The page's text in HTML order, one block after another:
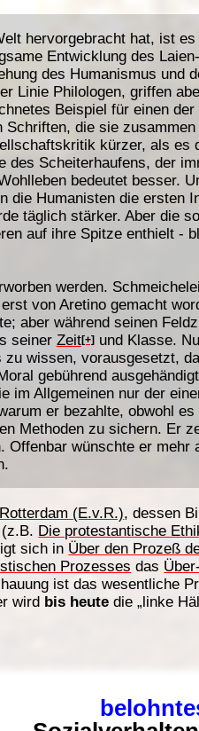
hervorgebracht hat, ist es
Entwicklung des
des Humanismus und
Linie Philologen, griffen
Beispiel für einen
die sie
kürzer, als es
Scheiterhaufens, der
bedeutet besser.
Humanisten die ersten
täglich stärker. Aber die
auf ihre Spitze enthielt -
werden.
von Aretino gemacht
aber während seinen
seiner Zeit[+]und Klasse.
wissen, vorausgesetzt,
gebührend
Allgemeinen nur der
er bezahlte, obwohl
Methoden zu sichern. Er
Offenbar wünschte er mehr
(E.v.R.), dessen
Die protestantische
sich in Über den Prozeß
Prozesses das
ist das wesentliche
wird bis heute die „linke